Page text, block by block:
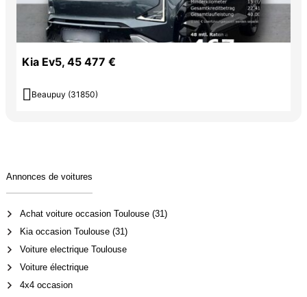
Kia Ev5, 45 477 €
 Beaupuy (31850)
Annonces de voitures
Achat voiture occasion Toulouse (31)
Kia occasion Toulouse (31)
Voiture electrique Toulouse
Voiture électrique
4x4 occasion